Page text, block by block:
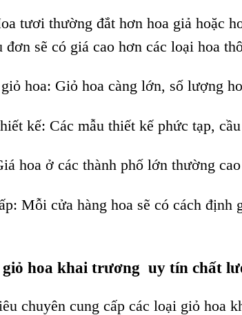
tươi thường đắt hơn hoa giả hoặc
đơn sẽ có giá cao hơn các loại hoa
hoa: Giỏ hoa càng lớn, số lượng
kế: Các mẫu thiết kế phức tạp,
hoa ở các thành phố lớn thường
Mỗi cửa hàng hoa sẽ có cách định
hoa khai trương uy tín chất
chuyên cung cấp các loại giỏ hoa